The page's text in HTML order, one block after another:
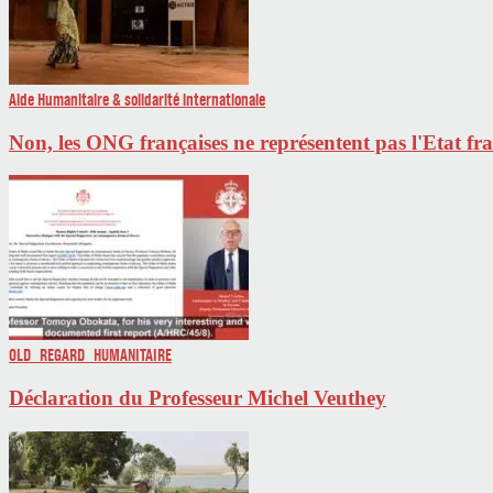
Aide Humanitaire & solidarité internationale
Non, les ONG françaises ne représentent pas l'Etat
OLD_REGARD_HUMANITAIRE
Déclaration du Professeur Michel Veuthey